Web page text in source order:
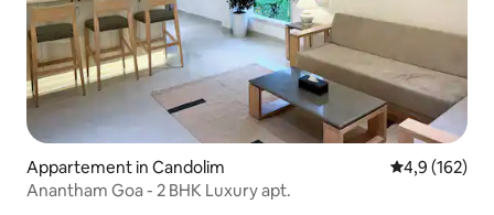
Appartement in Candolim Gemiddelde
4,9 (162)
Anantham Goa - 2 BHK Luxury apt.